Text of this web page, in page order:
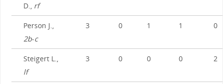
D., rf
Person J.,
2b-c
3 0 1 1 0
Steigert L.,
lf
3 0 0 0 2